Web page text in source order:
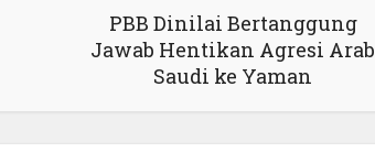
PBB Dinilai Bertanggung
Jawab Hentikan Agresi Arab
Saudi ke Yaman